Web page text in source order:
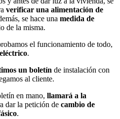
verificar una alimentación de
se hace una medida de
de la misma.
el funcionamiento de todo,
.
un boletín de instalación con
al cliente.
en mano, llamará a la
dar la petición de cambio de
.